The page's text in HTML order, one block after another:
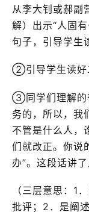
从李大钊或郝副
解）出示“人固
句子，引导学生
②引导学生读好
③同学们理解的
务的，所以，我
不管是什么人，
们就改正。你说
办”。这段话讲
（三层意思：1
批评；2．是阐